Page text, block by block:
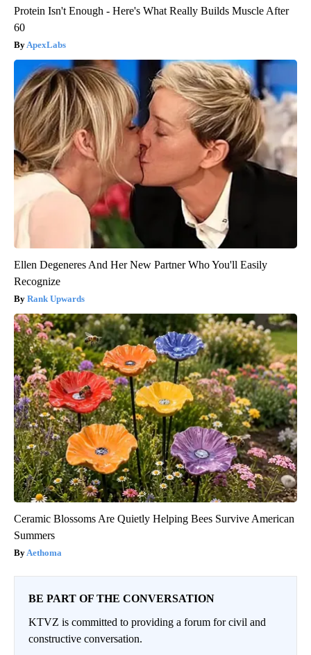
Protein Isn't Enough - Here's What Really Builds Muscle After
60
ApexLabs
Ellen Degeneres And Her New Partner Who You'll Easily
Recognize
Rank Upwards
Ceramic Blossoms Are Quietly Helping Bees Survive American
Summers
Aethoma
BE PART OF THE CONVERSATION
KTVZ is committed to providing a forum for civil and
constructive conversation.